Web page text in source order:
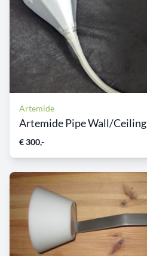
Artemide
Artemide Pipe Wall/Ceiling
€ 300,-